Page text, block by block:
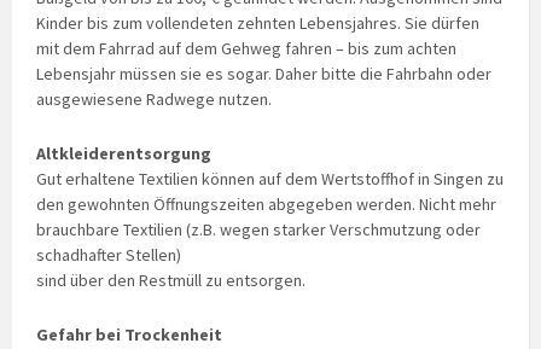
Kinder bis zum vollendeten zehnten Lebensjahres. Sie dürfen
mit dem Fahrrad auf dem Gehweg fahren – bis zum achten
Lebensjahr müssen sie es sogar. Daher bitte die Fahrbahn oder
ausgewiesene Radwege nutzen.
Altkleiderentsorgung
Gut erhaltene Textilien können auf dem Wertstoffhof in Singen zu
den gewohnten Öffnungszeiten abgegeben werden. Nicht mehr
brauchbare Textilien (z.B. wegen starker Verschmutzung oder
schadhafter Stellen)
sind über den Restmüll zu entsorgen.
Gefahr bei Trockenheit